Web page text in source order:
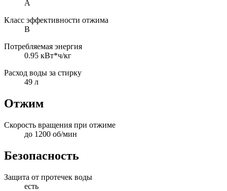
A
Класс эффективности отжима
B
Потребляемая энергия
0.95 кВт*ч/кг
Расход воды за стирку
49 л
Отжим
Скорость вращения при отжиме
до 1200 об/мин
Безопасность
Защита от протечек воды
есть